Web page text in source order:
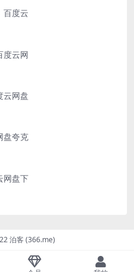
百度云
度云网
云网盘
盘夸克
网盘下
泊客 (366.me)